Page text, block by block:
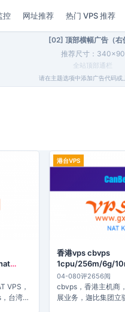
控 网址推荐 热门 VPS 推荐
[02] 顶部横幅广告（右
推荐尺寸：340×90
全站顶部通栏
请在主题选项中添加广告代码或
VPS，
台湾
港台VPS
香港vps cbvps
1cpu/256m/6g/
HK$29.99HKD元/
04-080评2656阅
cbvps，香港主机商
展业务，迦比集团立